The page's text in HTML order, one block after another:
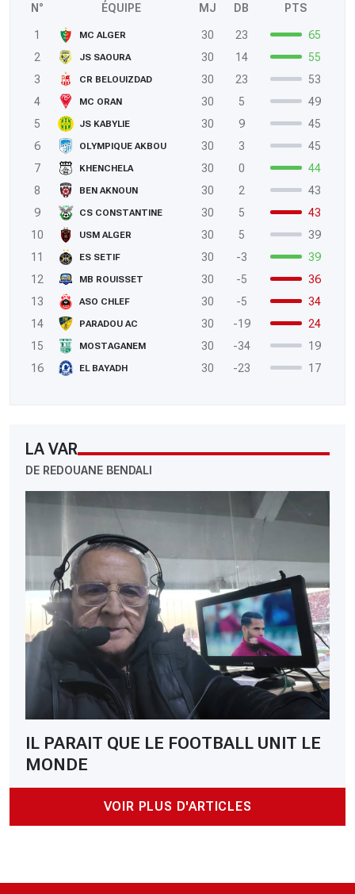
N° ÉQUIPE MJ DB PTS
1 MC ALGER 30 23
65
2
JS SAOURA 30 14
55
3
CR BELOUIZDAD 30 23
53
4
MC ORAN 30 5
49
5
JS KABYLIE 30 9
45
6
OLYMPIQUE AKBOU 30 3
45
7
KHENCHELA 30 0
44
8
BEN AKNOUN 30 2
43
9
CS CONSTANTINE 30 5
43
10
USM ALGER 30 5
39
11
ES SETIF 30 -3
39
12
MB ROUISSET 30 -5
36
13
ASO CHLEF 30 -5
34
14
PARADOU AC 30 -19
24
15
MOSTAGANEM 30 -34
19
16
EL BAYADH 30 -23 17
LA VAR
DE REDOUANE BENDALI
IL PARAIT QUE LE FOOTBALL UNIT LE
MONDE
VOIR PLUS D'ARTICLES